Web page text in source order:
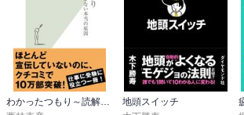
場の仕事で強度を重点的に高めることで、現場
さらに、実地学習だけでは補えない能力基盤の
その弱さを補強できるポテンシャルが組織の中
ついて探索が強化される。その結果、ポテンシ
在化する。こうして能力基盤の弱さが補強され
ンションが解消され、結果として事業活動がう
わかったつもり～読解力がつかない本当の原因～
地頭スイッチ